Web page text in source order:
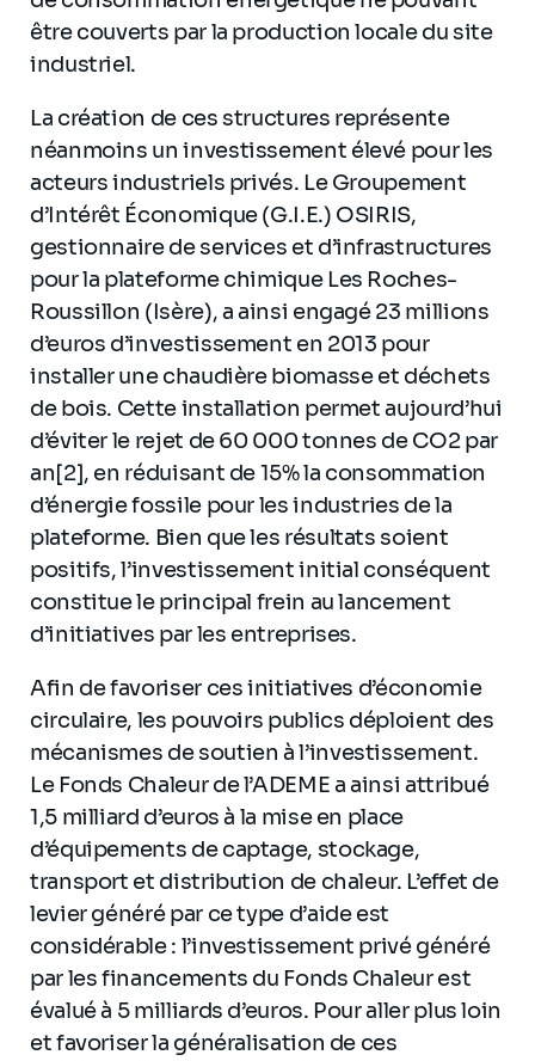
être couverts par la production locale du site
industriel.
La création de ces structures représente
néanmoins un investissement élevé pour les
acteurs industriels privés. Le Groupement
d’Intérêt Économique (G.I.E.) OSIRIS,
gestionnaire de services et d’infrastructures
pour la plateforme chimique Les Roches-
Roussillon (Isère), a ainsi engagé 23 millions
d’euros d’investissement en 2013 pour
installer une chaudière biomasse et déchets
de bois. Cette installation permet aujourd’hui
d’éviter le rejet de 60 000 tonnes de CO2 par
an[2], en réduisant de 15% la consommation
d’énergie fossile pour les industries de la
plateforme. Bien que les résultats soient
positifs, l’investissement initial conséquent
constitue le principal frein au lancement
d’initiatives par les entreprises.
Afin de favoriser ces initiatives d’économie
circulaire, les pouvoirs publics déploient des
mécanismes de soutien à l’investissement.
Le Fonds Chaleur de l’ADEME a ainsi attribué
1,5 milliard d’euros à la mise en place
d’équipements de captage, stockage,
transport et distribution de chaleur. L’effet de
levier généré par ce type d’aide est
considérable : l’investissement privé généré
par les financements du Fonds Chaleur est
évalué à 5 milliards d’euros. Pour aller plus loin
et favoriser la généralisation de ces